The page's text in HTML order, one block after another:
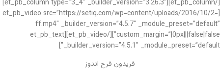
[/et_pb_column][et_pb_column type=”3_4″ _builder_version=”3.26.3″]
[et_pb_video src=”https://setiq.com/wp-content/uploads/2016/10/2-
ff.mp4″ _builder_version=”4.5.7″ _module_preset=”default”
custom_margin=”|0px|||false|false”][/et_pb_video][et_pb_text
_builder_version=”4.5.1″ _module_preset=”default”]
فریدون فرح اندوز